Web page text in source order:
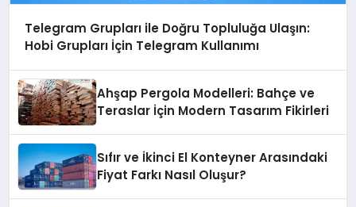
Telegram Grupları ile Doğru Topluluğa Ulaşın:
Hobi Grupları İçin Telegram Kullanımı
Ahşap Pergola Modelleri: Bahçe ve
Teraslar İçin Modern Tasarım Fikirleri
Sıfır ve İkinci El Konteyner Arasındaki
Fiyat Farkı Nasıl Oluşur?